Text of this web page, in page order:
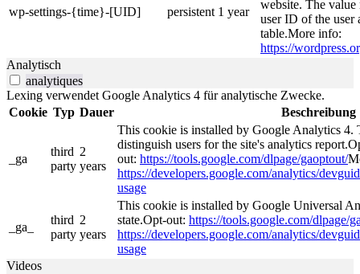
wp-settings-{time}-[UID] persistent 1 year
website. The
user ID of the user
table.More info:
https://
Analytisch
analytiques
Lexing verwendet Google Analytics 4 für analytische Zwecke.
Cookie Typ Dauer Beschreibung
_ga
third
party
2
years
This cookie is installed by Google Analytics 4.
distinguish users for the site's analytics
out: https://tools.google.com/dlpage/gaoptout/
https://developers.google.com/analytics/
usage
_ga_
third
party
2
years
This cookie is installed by Google Universal
state.Opt-out: https://tools.google.com/dlpage/
https://developers.google.com/analytics/
usage
Videos